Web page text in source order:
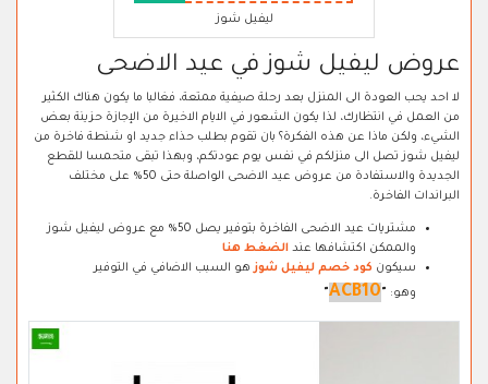
ليفيل شوز
عروض ليفيل شوز في عيد الاضحى
لا احد يحب العودة الى المنزل بعد رحلة صيفية ممتعة، فغالبا ما يكون هناك الكثير
من العمل في انتظارك، لذا يكون الشعور في الايام الاخيرة من الإجازة حزينة بعض
الشيء، ولكن ماذا عن هذه الفكرة؟ بان تقوم بطلب حذاء جديد او شنطة فاخرة من
ليفيل شوز تصل الى منزلكم في نفس يوم عودتكم، وبهذا تبقى متحمسا للقطع
الجديدة والاستفادة من عروض عيد الاضحى الواصلة حتى 50% على مختلف
البراندات الفاخرة.
مشتريات عيد الاضحى الفاخرة بتوفير يصل 50% مع عروض ليفيل شوز
والممكن اكتشافها عند الضغط هنا
سيكون كود خصم ليفيل شوزهو السبب الاضافي في التوفير
وهو: "
ACB10
"